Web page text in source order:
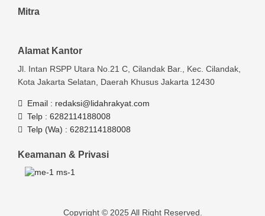
Mitra
Alamat Kantor
Jl. Intan RSPP Utara No.21 C, Cilandak Bar., Kec. Cilandak,
Kota Jakarta Selatan, Daerah Khusus Jakarta 12430
Email : redaksi@lidahrakyat.com
Telp : 6282114188008
Telp (Wa) : 6282114188008
Keamanan & Privasi
Copyright © 2025 All Right Reserved.